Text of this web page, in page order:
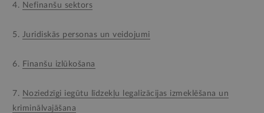
4. Nefinanšu sektors
5. Juridiskās personas un veidojumi
6. Finanšu izlūkošana
7. Noziedzīgi iegūtu līdzekļu legalizācijas izmeklēšana un
kriminālvajāšana